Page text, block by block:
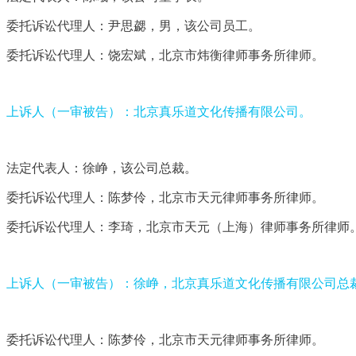
委托诉讼代理人：尹思勰，男，该公司员工。
委托诉讼代理人：饶宏斌，北京市炜衡律师事务所律师。
上诉人（一审被告）：北京真乐道文化传播有限公司。
法定代表人：徐峥，该公司总裁。
委托诉讼代理人：陈梦伶，北京市天元律师事务所律师。
委托诉讼代理人：李琦，北京市天元（上海）律师事务所律师
上诉人（一审被告）：徐峥，北京真乐道文化传播有限公司总
委托诉讼代理人：陈梦伶，北京市天元律师事务所律师。